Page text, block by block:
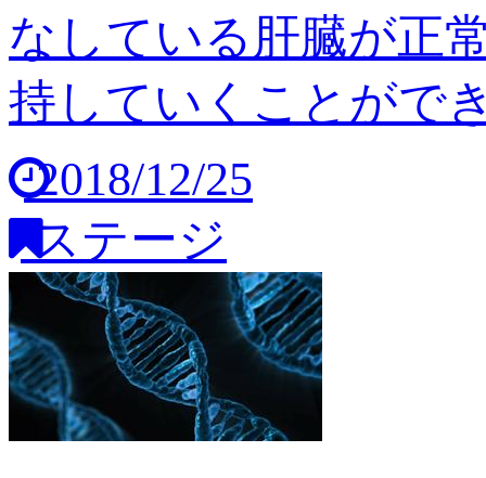
なしている肝臓が正
持していくことがで
2018/12/25
ステージ